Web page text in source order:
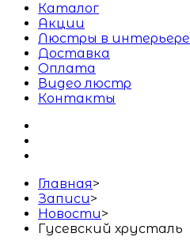
Каталог
Акции
Люстры в интерьере
Доставка
Оплата
Видео люстр
Контакты
Главная>
Записи>
Новости>
Гусевский хрусталь